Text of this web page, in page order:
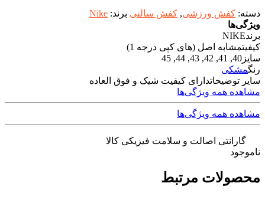
دسته: کفش ورزشی, کفش سالنی برند: Nike
ویژگی‌ها
برندNIKE
کیفیتمشابه اصل (های کپی درجه 1)
سایز 40, 41, 42, 43, 44, 45
رنگمشکی
سایر توضیحاتدارای کیفیت شیک و فوق العاده
مشاهده همه ویژگی‌ها
مشاهده همه ویژگی‌ها
گارانتی اصالت و سلامت فیزیکی کالا
ناموجود
محصولات مرتبط